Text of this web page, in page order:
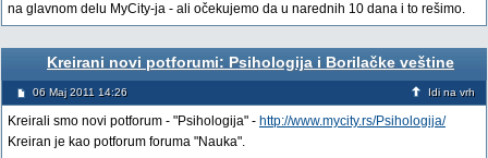
na glavnom delu MyCity-ja - ali očekujemo da u narednih 10 dana i to rešimo.
Kreirani novi potforumi: Psihologija i Borilačke veštine
06 Maj 2011 14:26 Idi na vrh
Kreirali smo novi potforum - "Psihologija" - http://www.mycity.rs/Psihologija/
Kreiran je kao potforum foruma "Nauka".